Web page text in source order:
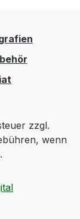
zzgl.
wenn